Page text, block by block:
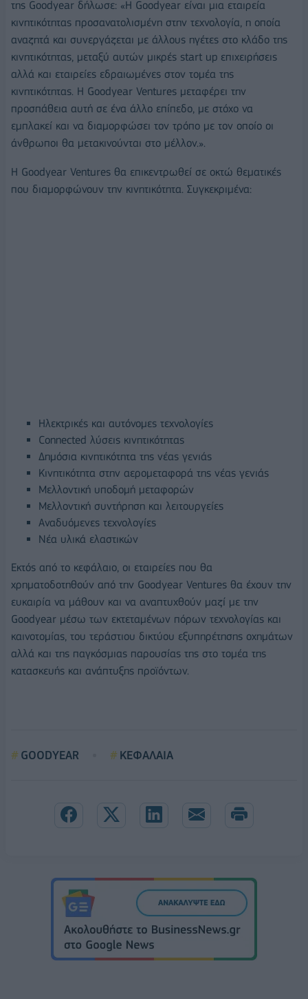
της Goodyear δήλωσε: «Η Goodyear είναι μια εταιρεία
κινητικότητας προσανατολισμένη στην τεχνολογία, η οποία
αναζητά και συνεργάζεται με άλλους ηγέτες στο κλάδο της
κινητικότητας, μεταξύ αυτών μικρές start up επιχειρήσεις
αλλά και εταιρείες εδραιωμένες στον τομέα της
κινητικότητας. Η Goodyear Ventures μεταφέρει την
προσπάθεια αυτή σε ένα άλλο επίπεδο, με στόχο να
εμπλακεί και να διαμορφώσει τον τρόπο με τον οποίο οι
άνθρωποι θα μετακινούνται στο μέλλον.».
Η Goodyear Ventures θα επικεντρωθεί σε οκτώ θεματικές
που διαμορφώνουν την κινητικότητα. Συγκεκριμένα:
Ηλεκτρικές και αυτόνομες τεχνολογίες
Connected λύσεις κινητικότητας
Δημόσια κινητικότητα της νέας γενιάς
Κινητικότητα στην αερομεταφορά της νέας γενιάς
Μελλοντική υποδομή μεταφορών
Μελλοντική συντήρηση και λειτουργείες
Αναδυόμενες τεχνολογίες
Νέα υλικά ελαστικών
Εκτός από το κεφάλαιο, οι εταιρείες που θα
χρηματοδοτηθούν από την Goodyear Ventures θα έχουν την
ευκαιρία να μάθουν και να αναπτυχθούν μαζί με την
Goodyear μέσω των εκτεταμένων πόρων τεχνολογίας και
καινοτομίας, του τεράστιου δικτύου εξυπηρέτησης οχημάτων
αλλά και της παγκόσμιας παρουσίας της στο τομέα της
κατασκευής και ανάπτυξης προϊόντων.
GOODYEAR ΚΕΦΑΛΑΙΑ